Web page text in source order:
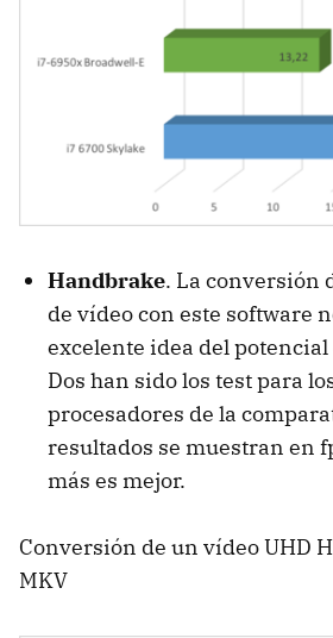
Handbrake. La conversión
de vídeo con este software
excelente idea del
Dos han sido los test para
procesadores de la
resultados se muestran en
más es mejor.
Conversión de un vídeo UHD
MKV